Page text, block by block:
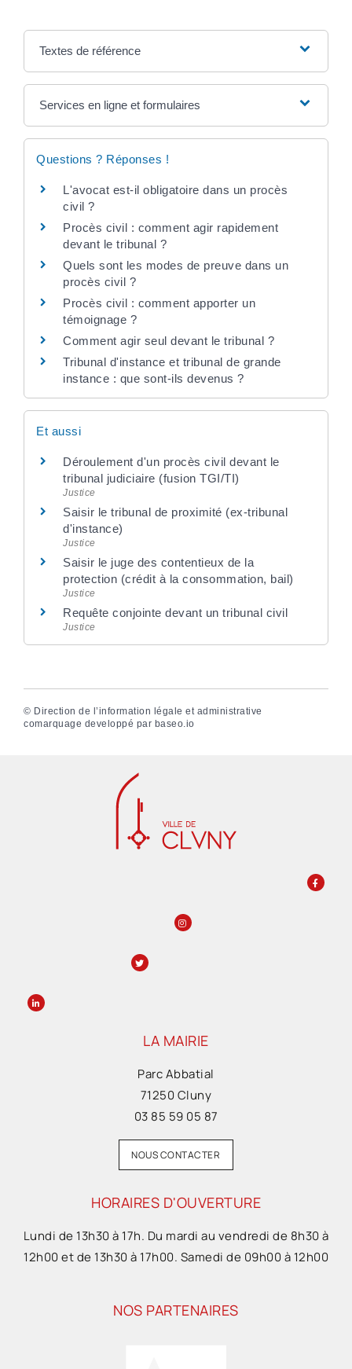
Textes de référence
Services en ligne et formulaires
Questions ? Réponses !
L'avocat est-il obligatoire dans un procès
civil ?
Procès civil : comment agir rapidement
devant le tribunal ?
Quels sont les modes de preuve dans un
procès civil ?
Procès civil : comment apporter un
témoignage ?
Comment agir seul devant le tribunal ?
Tribunal d'instance et tribunal de grande
instance : que sont-ils devenus ?
Et aussi
Déroulement d'un procès civil devant le
tribunal judiciaire (fusion TGI/TI)
Justice
Saisir le tribunal de proximité (ex-tribunal
d'instance)
Justice
Saisir le juge des contentieux de la
protection (crédit à la consommation, bail)
Justice
Requête conjointe devant un tribunal civil
Justice
© Direction de l’information légale et administrative
comarquage developpé par baseo.io
LA MAIRIE
Parc Abbatial
71250 Cluny
03 85 59 05 87
NOUS CONTACTER
HORAIRES D'OUVERTURE
Lundi de 13h30 à 17h. Du mardi au vendredi de 8h30 à
12h00 et de 13h30 à 17h00. Samedi de 09h00 à 12h00
NOS PARTENAIRES